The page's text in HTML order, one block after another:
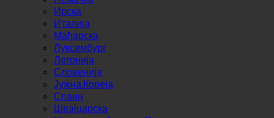
Луксембург
Летонија
Словенија
Јужна Кореја
Спаин
Швајцарска
Уједињени Арапски Емирати